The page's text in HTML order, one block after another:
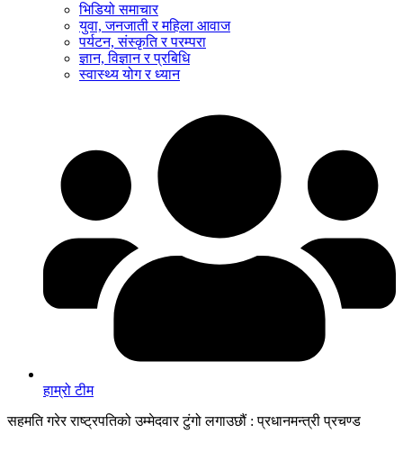
भिडियो समाचार
युवा, जनजाती र महिला आवाज
पर्यटन, संस्कृति र परम्परा
ज्ञान, विज्ञान र प्रबिधि
स्वास्थ्य योग र ध्यान
हाम्रो टीम
सहमति गरेर राष्ट्रपतिको उम्मेदवार टुंगो लगाउछौं : प्रधानमन्त्री प्रचण्ड